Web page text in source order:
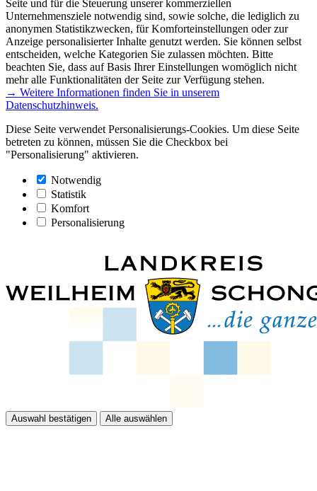
Seite und für die Steuerung unserer kommerziellen
Unternehmensziele notwendig sind, sowie solche, die lediglich zu
anonymen Statistikzwecken, für Komforteinstellungen oder zur
Anzeige personalisierter Inhalte genutzt werden. Sie können selbst
entscheiden, welche Kategorien Sie zulassen möchten. Bitte
beachten Sie, dass auf Basis Ihrer Einstellungen womöglich nicht
mehr alle Funktionalitäten der Seite zur Verfügung stehen.
→ Weitere Informationen finden Sie in unserem
Datenschutzhinweis.
Diese Seite verwendet Personalisierungs-Cookies. Um diese Seite
betreten zu können, müssen Sie die Checkbox bei
"Personalisierung" aktivieren.
Notwendig
Statistik
Komfort
Personalisierung
Auswahl bestätigen Alle auswählen